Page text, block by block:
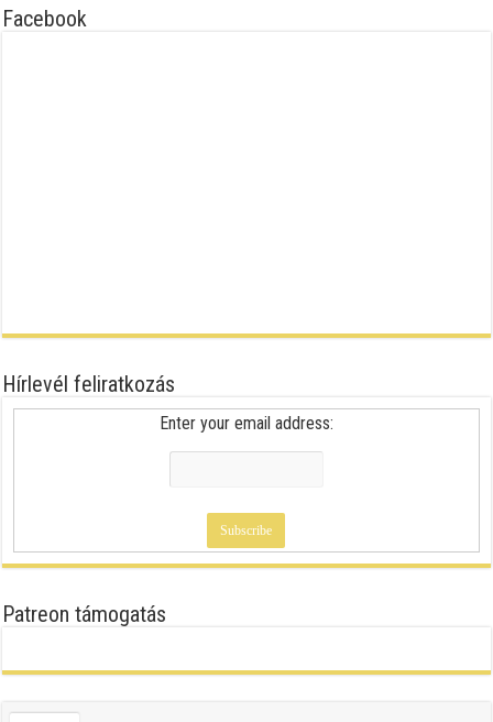
Facebook
Hírlevél feliratkozás
Enter your email address:
Patreon támogatás